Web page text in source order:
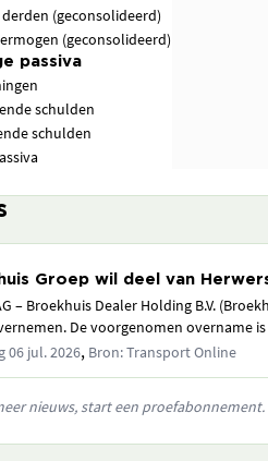
(geconsolideerd)
(geconsolideerd)
passiva
schulden
schulden
Groep wil deel van
– Broekhuis Dealer Holding B.V.
De voorgenomen overname
06 jul. 2026, Bron: Transport Online
nieuws, start een proefabonnement.